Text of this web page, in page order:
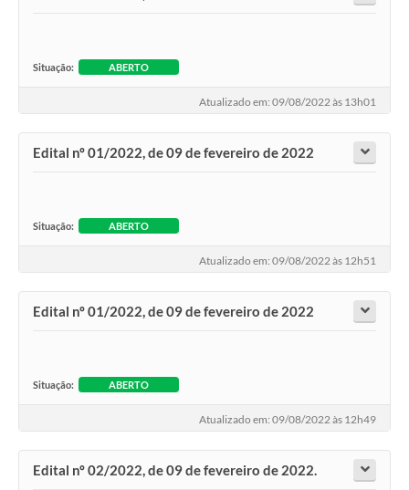
Situação: ABERTO
Atualizado em: 09/08/2022 às 13h01
Edital nº 01/2022, de 09 de fevereiro de 2022
Situação: ABERTO
Atualizado em: 09/08/2022 às 12h51
Edital nº 01/2022, de 09 de fevereiro de 2022
Situação: ABERTO
Atualizado em: 09/08/2022 às 12h49
Edital nº 02/2022, de 09 de fevereiro de 2022.